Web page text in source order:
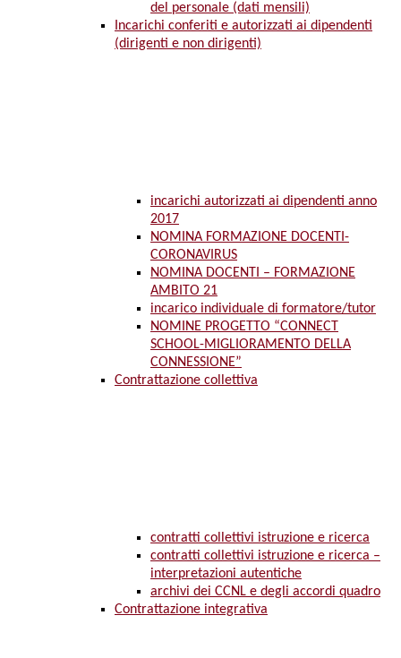
del personale (dati mensili)
Incarichi conferiti e autorizzati ai dipendenti
(dirigenti e non dirigenti)
incarichi autorizzati ai dipendenti anno
2017
NOMINA FORMAZIONE DOCENTI-
CORONAVIRUS
NOMINA DOCENTI – FORMAZIONE
AMBITO 21
incarico individuale di formatore/tutor
NOMINE PROGETTO “CONNECT
SCHOOL-MIGLIORAMENTO DELLA
CONNESSIONE”
Contrattazione collettiva
contratti collettivi istruzione e ricerca
contratti collettivi istruzione e ricerca –
interpretazioni autentiche
archivi dei CCNL e degli accordi quadro
Contrattazione integrativa